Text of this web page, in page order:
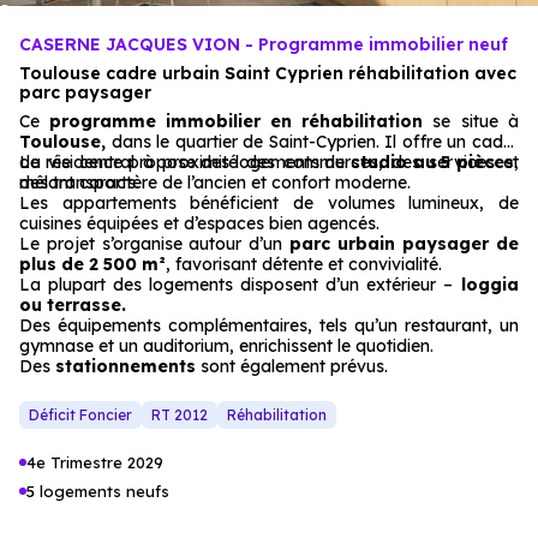
CASERNE JACQUES VION - Programme immobilier neuf
Toulouse cadre urbain Saint Cyprien réhabilitation avec
parc paysager
Ce programme immobilier en réhabilitation se situe à
Toulouse, dans le quartier de Saint-Cyprien. Il offre un cadre
de vie central à proximité des commerces, des services et
des transports.
La résidence propose des logements dustudio au 5 pièces,
mêlant caractère de l’ancien et confort moderne.
Les appartements bénéficient de volumes lumineux, de
cuisines équipées et d’espaces bien agencés.
Le projet s’organise autour d’un parc urbain paysager de
plus de 2 500 m², favorisant détente et convivialité.
La plupart des logements disposent d’un extérieur – loggia
ou terrasse.
Des équipements complémentaires, tels qu’un restaurant, un
gymnase et un auditorium, enrichissent le quotidien.
Des stationnements sont également prévus.
Déficit Foncier RT 2012 Réhabilitation
4e Trimestre 2029
5 logements neufs